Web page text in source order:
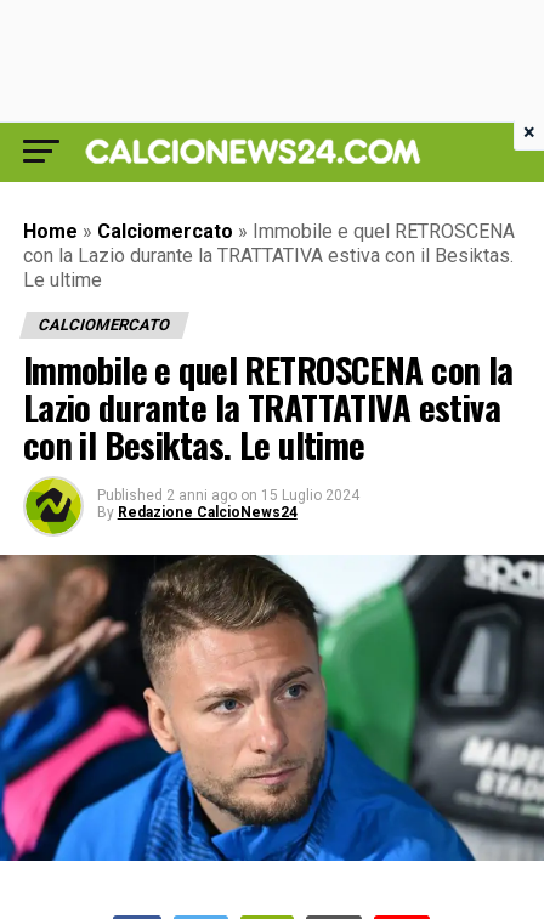
Home » Calciomercato » Immobile e quel RETROSCENA
con la Lazio durante la TRATTATIVA estiva con il Besiktas.
Le ultime
CALCIOMERCATO
Immobile e quel RETROSCENA con la
Lazio durante la TRATTATIVA estiva
con il Besiktas. Le ultime
Published 2 anni ago on 15 Luglio 2024
By Redazione CalcioNews24
×